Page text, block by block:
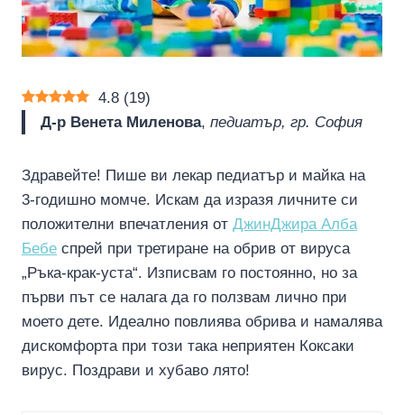
4.8 (19)
Д-р Венета Миленова, педиатър, гр. София
Здравейте! Пише ви лекар педиатър и майка на
3-годишно момче. Искам да изразя личните си
положителни впечатления от ДжинДжира Алба
Бебе спрей при третиране на обрив от вируса
„Ръка-крак-уста“. Изписвам го постоянно, но за
първи път се налага да го ползвам лично при
моето дете. Идеално повлиява обрива и намалява
дискомфорта при този така неприятен Коксаки
вирус. Поздрави и хубаво лято!